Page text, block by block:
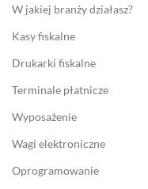
W jakiej branży działasz?
Kasy fiskalne
Drukarki fiskalne
Terminale płatnicze
Wyposażenie
Wagi elektroniczne
Oprogramowanie